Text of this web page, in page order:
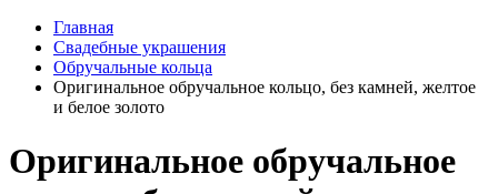
Главная
Свадебные украшения
Обручальные кольца
Оригинальное обручальное кольцо, без камней, желтое
и белое золото
Оригинальное обручальное